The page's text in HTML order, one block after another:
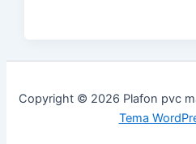
Copyright © 2026 Plafon pvc
Tema